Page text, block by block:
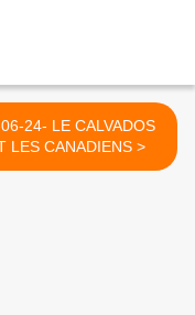
24- LE CALVADOS
ET LES CANADIENS >